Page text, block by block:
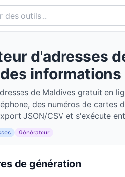
d'adresses
de Maldives gratuit en
des numéros de
JSON/CSV et s'exécute
Générateur
de génération